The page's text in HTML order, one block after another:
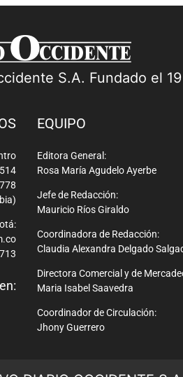
S.A. Fundado el
EQUIPO
Editora General:
Rosa María Agudelo Ayerbe
Jefe de Redacción:
Mauricio Ríos Giraldo
Coordinadora de Redacción:
Claudia Alexandra Delgado
Directora Comercial y de
Maria Isabel Saavedra
Coordinador de Circulación:
Jhony Guerrero